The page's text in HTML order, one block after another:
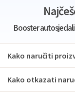
Booster
Kako naručiti
Kako otkazati